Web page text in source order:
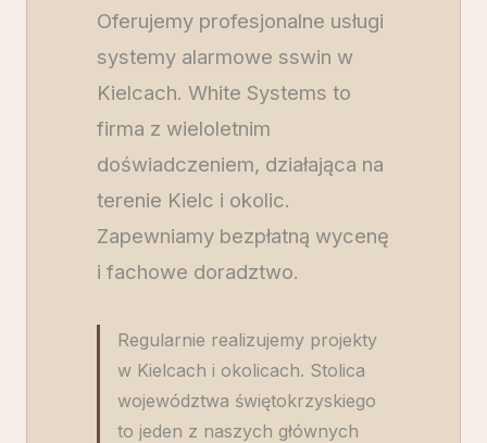
Oferujemy profesjonalne usługi
systemy alarmowe sswin w
Kielcach. White Systems to
firma z wieloletnim
doświadczeniem, działająca na
terenie Kielc i okolic.
Zapewniamy bezpłatną wycenę
i fachowe doradztwo.
Regularnie realizujemy projekty
w Kielcach i okolicach. Stolica
województwa świętokrzyskiego
to jeden z naszych głównych